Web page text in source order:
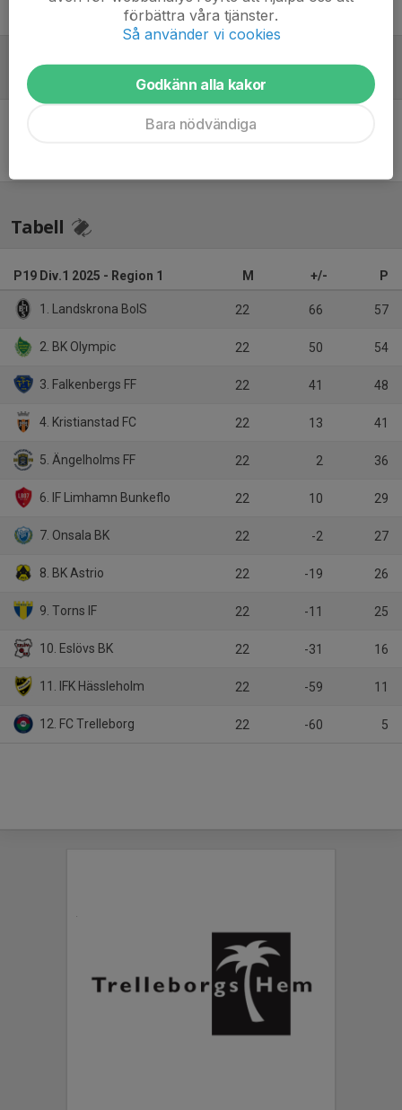
Patrik Parre JönssonLagledare
Referat
Tabell
P19 Div.1 2025 - Region 1 M +/- P
1. Landskrona BoIS 22 66 57
2. BK Olympic 22 50 54
3. Falkenbergs FF 22 41 48
4. Kristianstad FC 22 13 41
5. Ängelholms FF 22 2 36
6. IF Limhamn Bunkeflo 22 10 29
7. Onsala BK 22 -2 27
8. BK Astrio 22 -19 26
9. Torns IF 22 -11 25
10. Eslövs BK 22 -31 16
11. IFK Hässleholm 22 -59 11
12. FC Trelleborg 22 -60 5
förbättra våra tjänster.
Så använder vi cookies
Godkänn alla kakor
Bara nödvändiga